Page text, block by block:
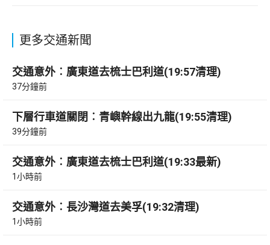
更多交通新聞
交通意外︰廣東道去梳士巴利道(19:57清理)
37分鐘前
下層行車道關閉︰青嶼幹線出九龍(19:55清理)
39分鐘前
交通意外︰廣東道去梳士巴利道(19:33最新)
1小時前
交通意外︰長沙灣道去美孚(19:32清理)
1小時前